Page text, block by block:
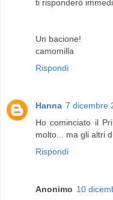
ti risponderò
Un bacione!
camomilla
Rispondi
Hanna 7 dicembre
Ho cominciato il
molto... ma gli altri
Rispondi
Anonimo 10